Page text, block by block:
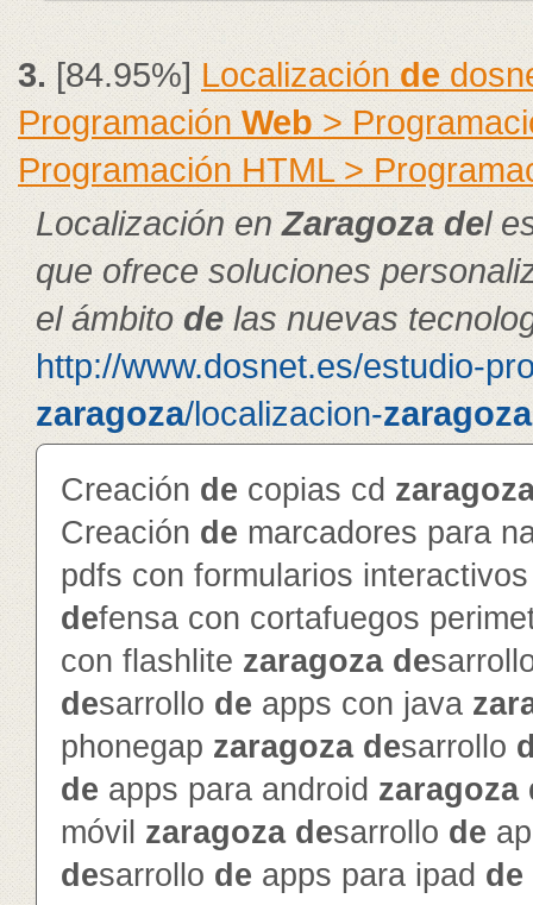
3.[84.95%] Localizaciónde
ProgramaciónWeb >
Programación HTML >
Localización enZaragoza del
que ofrece soluciones
el ámbitode las nuevas
http://www.dosnet.es/estudio-
zaragoza/localizacion-zaragoza
Creación de copias cd
Creación de marcadores para
pdfs con formularios
defensa con cortafuegos
con flashlite zaragoza de
desarrollo de apps con java
phonegap zaragoza desarrollo
de apps para android zaragoza
móvil zaragoza desarrollo de
desarrollo de apps para ipad de